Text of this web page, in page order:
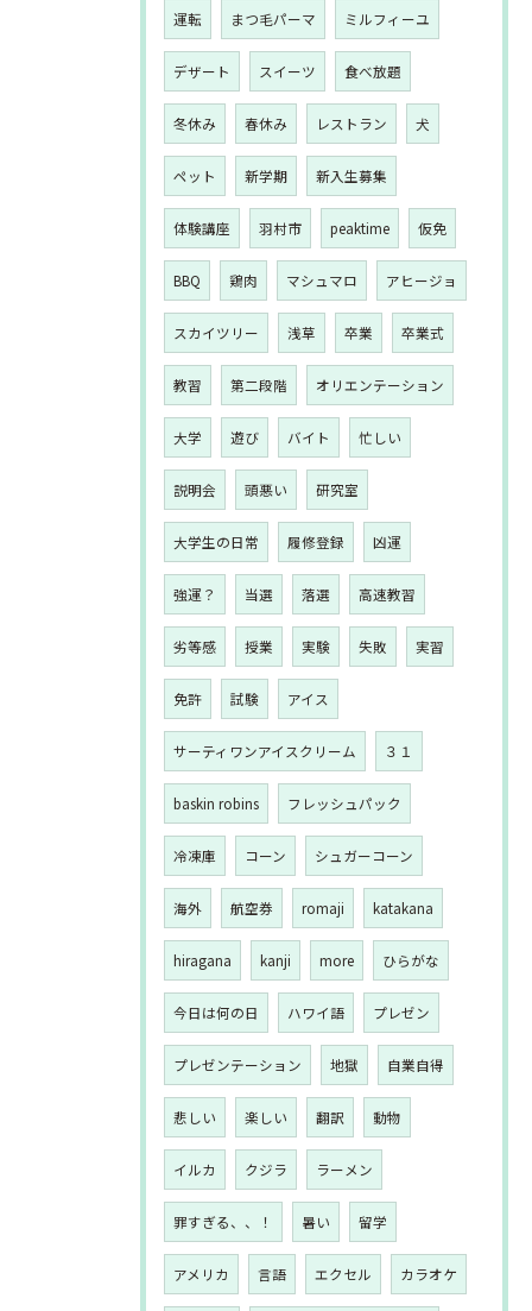
運転 まつ毛パーマ ミルフィーユ
デザート スイーツ 食べ放題
冬休み 春休み レストラン 犬
ペット 新学期 新入生募集
体験講座 羽村市 peaktime 仮免
BBQ 鶏肉 マシュマロ アヒージョ
スカイツリー 浅草 卒業 卒業式
教習 第二段階 オリエンテーション
大学 遊び バイト 忙しい
説明会 頭悪い 研究室
大学生の日常 履修登録 凶運
強運？ 当選 落選 高速教習
劣等感 授業 実験 失敗 実習
免許 試験 アイス
サーティワンアイスクリーム ３１
baskin robins フレッシュパック
冷凍庫 コーン シュガーコーン
海外 航空券 romaji katakana
hiragana kanji more ひらがな
今日は何の日 ハワイ語 プレゼン
プレゼンテーション 地獄 自業自得
悲しい 楽しい 翻訳 動物
イルカ クジラ ラーメン
罪すぎる、、！ 暑い 留学
アメリカ 言語 エクセル カラオケ